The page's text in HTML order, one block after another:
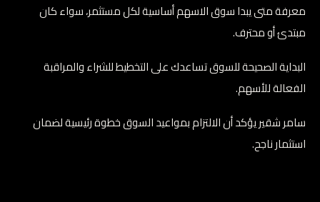
معرفة متى يبدا سوق الاسهم أساسية لكل مستثمر، سواء كان
مبتدئ أو محترف.
البداية الصحيحة للسوق تساعدك على التخطيط للشراء والمراقبة
الفعالة للأسهم.
سامر شقير يؤكد أن الالتزام بمواعيد السوق خطوة رئيسية لضمان
استثمار ناجح.